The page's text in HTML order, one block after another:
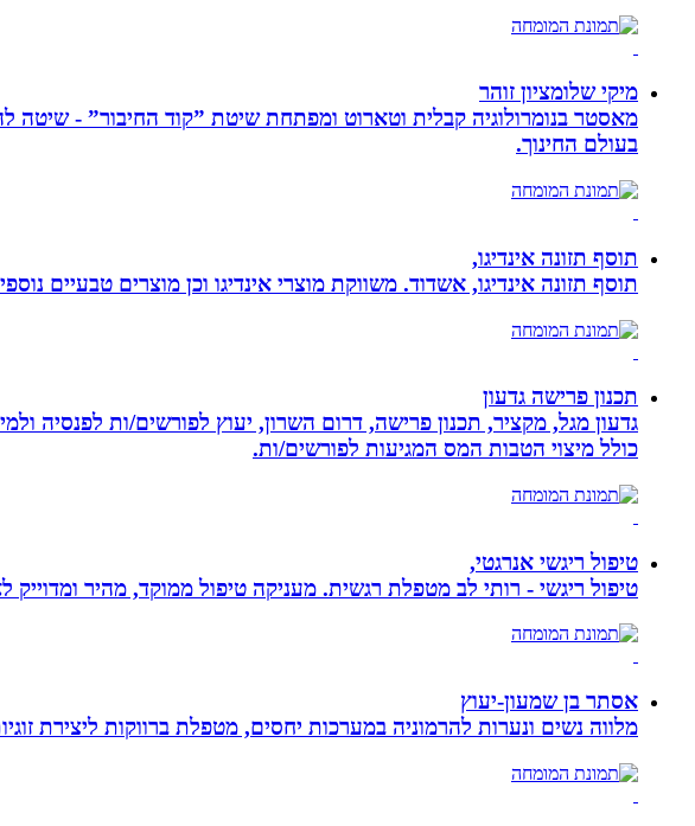
מיקי שלומציון זוהר
בעולם החינוך.
תוסף תזונה אינדיגו,
תוסף תזונה אינדיגו, אשדוד. משווקת מוצרי אינדיגו וכן מוצרים טבעיים
תכנון פרישה גדעון
גדעון מגל, מקציר, תכנון פרישה, דרום השרון, יעוץ לפורשים/ות לפנסיה
כולל מיצוי הטבות המס המגיעות לפורשים/ות.
טיפול ריגשי אנרגטי,
טיפול ריגשי - רותי לב מטפלת רגשית. מעניקה טיפול ממוקד, מהיר ומדוייק
אסתר בן שמעון-יעוץ
מלווה נשים ונערות להרמוניה במערכות יחסים, מטפלת ברווקות ליצירת